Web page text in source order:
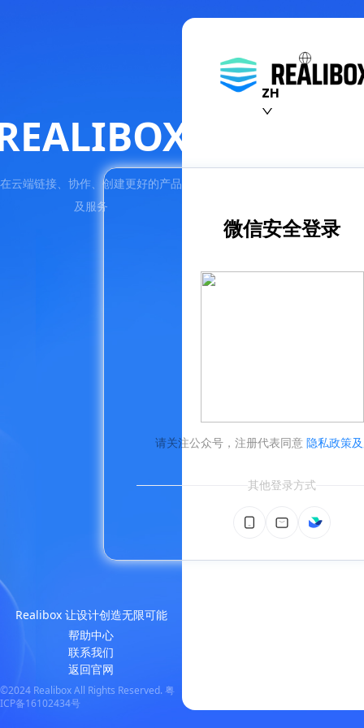
在云端链接、协作、创建更好的产品
及服务
Realibox 让设计创造无限可能
帮助中心
联系我们
返回官网
©2024 Realibox All Rights Reserved. 粤
ICP备16102434号
ZH
微信安全登录
请关注公众号 ，注册代表同意 隐私政策
其他登录方式